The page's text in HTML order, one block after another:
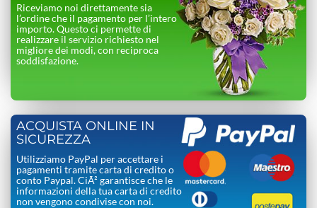
Riceviamo noi direttamente sia
l’ordine che il pagamento per l’intero
importo. Questo ci permette di
realizzare il servizio richiesto nel
migliore dei modi, con reciproca
soddisfazione.
ACQUISTA ONLINE IN
SICUREZZA
Utilizziamo PayPal per accettare i
pagamenti tramite carta di credito o
conto Paypal. CiÃ² garantisce che le
informazioni della tua carta di credito
non vengono condivise con noi.